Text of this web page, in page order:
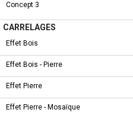
Concept 3
CARRELAGES
Effet Bois
Effet Bois - Pierre
Effet Pierre
Effet Pierre - Mosaïque
CARRELAGES - AT
CARRELAGES - AT